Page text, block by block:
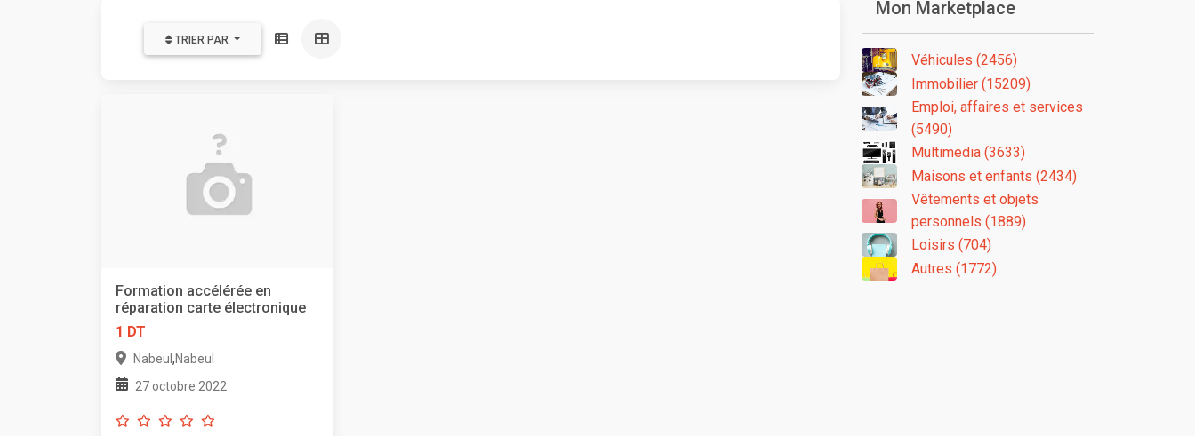
TRIER PAR
Formation accélérée en
réparation carte électronique
1 DT
Nabeul ,Nabeul
27 octobre 2022
Mon Marketplace
Véhicules (2456)
Immobilier (15209)
Emploi, affaires et services
(5490)
Multimedia (3633)
Maisons et enfants (2434)
Vêtements et objets
personnels (1889)
Loisirs (704)
Autres (1772)